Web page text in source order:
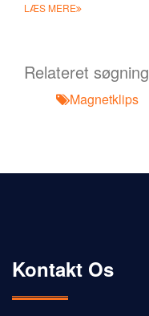
LÆS MERE
Relateret søgning
Magnetklips
Kontakt Os